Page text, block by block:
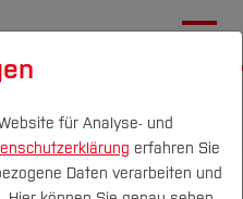
für Analyse- und
erfahren Sie
Daten verarbeiten und